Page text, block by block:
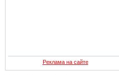
Реклама на сайте